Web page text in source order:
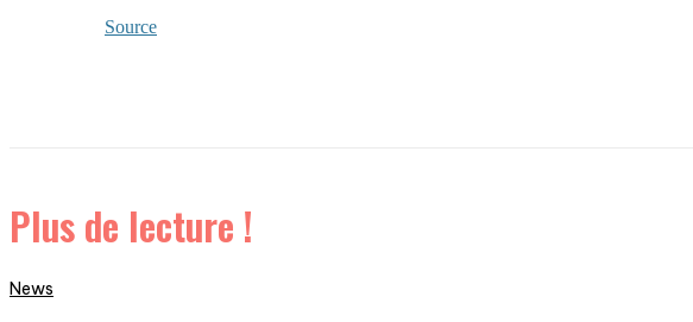
Source
Plus de lecture !
News